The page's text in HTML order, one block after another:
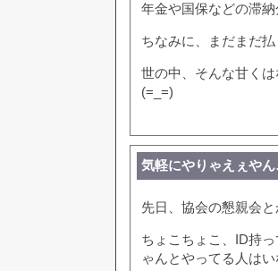
年金や国保などの滞納
ちなみに、まだまだ払
世の中、そんな甘くは
(=_=)
気軽にやりゃえぇや
先日、協会の懇親会
ちょこちょこ、ID持
ゃんとやってる人はい